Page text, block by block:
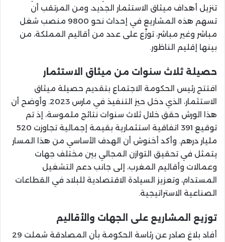
تنزيل أهداف ميثاق الاستثمار الجديد، ومن المرتقب أن
تسهم هذه المشاريع في إحداث نحو 9800 منصب شغل
مباشر وغير مباشر، توزَّع على عدد من أقاليم المملكة، من
بينها إقليم الناظور.
حصيلة ثلاث سنوات من ميثاق الاستثمار
افتتح رئيس الحكومة الاجتماع بتقديم حصيلة ميثاق
الاستثمار، الذي دخل حيز التنفيذ في مارس 2023. وأوضح أن
هذا الورش حقق خلال ثلاث سنوات نتائج ملموسة، إذ تم
توقيع 391 اتفاقية استثمارية بقيمة إجمالية تجاوزت 520
مليار درهم. وأكد أخنوش أن الهدف الأساسي من هذا المسار
يتمثل في تحقيق التوازن المجالي بين مختلف جهات
وعمالات وأقاليم المغرب، إلى جانب دعم التشغيل
المستدام، وتعزيز السيادة الاقتصادية للبلاد في القطاعات
الصناعية الاستراتيجية.
توزيع المشاريع على الجهات والأقاليم
أفاد بلاغ صادر عن رئاسة الحكومة بأن المصادقة شملت 29